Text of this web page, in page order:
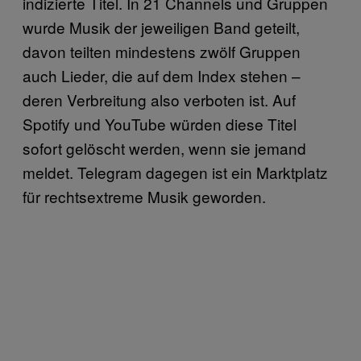
wurde Musik der jeweiligen Band geteilt,
davon teilten mindestens zwölf Gruppen
auch Lieder, die auf dem Index stehen –
deren Verbreitung also verboten ist. Auf
Spotify und YouTube würden diese Titel
sofort gelöscht werden, wenn sie jemand
meldet. Telegram dagegen ist ein Marktplatz
für rechtsextreme Musik geworden.